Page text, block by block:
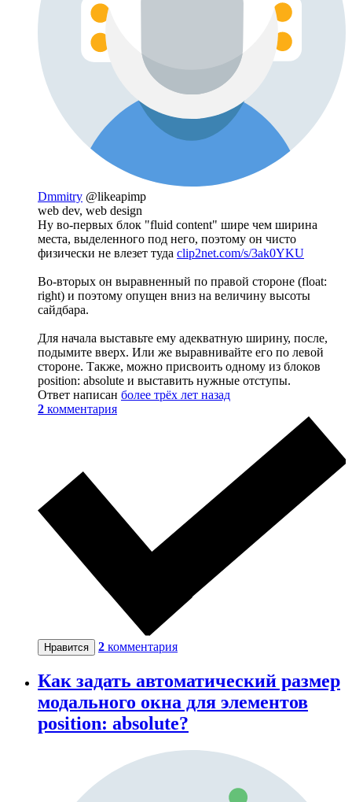
Dmmitry @likeapimp
web dev, web design
Ну во-первых блок "fluid content" шире чем ширина
места, выделенного под него, поэтому он чисто
физически не влезет туда clip2net.com/s/3ak0YKU
Во-вторых он выравненный по правой стороне (float:
right) и поэтому опущен вниз на величину высоты
сайдбара.
Для начала выставьте ему адекватную ширину, после,
подымите вверх. Или же выравнивайте его по левой
стороне. Также, можно присвоить одному из блоков
position: absolute и выставить нужные отступы.
Ответ написан более трёх лет назад
2 комментария
Нравится 2 комментария
Как задать автоматический размер
модального окна для элементов
position: absolute?